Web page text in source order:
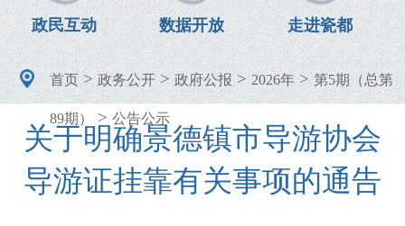
政民互动 数据开放 走进瓷都
首页>政务公开>政府公报>2026年>第5期（总第
89期） > 公告公示
关于明确景德镇市导游协会
导游证挂靠有关事项的通告